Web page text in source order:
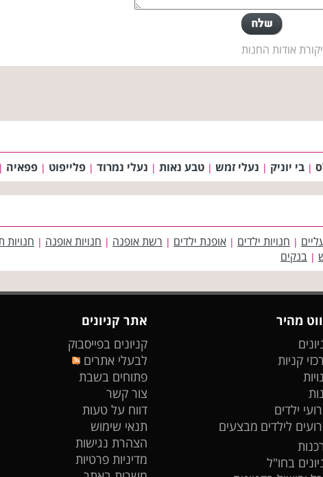
אודות החנות
| בי יוניק | נעלי זמש | טבע נאות | נעלי נמרוד | פלייפוט | פפאיה |
| חנויות ילדים | אופנת ילדים | רשת אופנה | חנויות אופנה | חנויות
| בנקים
מהיר
קניות
ילדים
לילדים מבצעים
בחו"ל
אתר קניונים
קניונים בפייסבוק
לבעלי אתרים
פתוחים בשבת
צור קשר
דווח על טעות
תנאי שימוש
הצהרת נגישות
מדיניות פרטיות